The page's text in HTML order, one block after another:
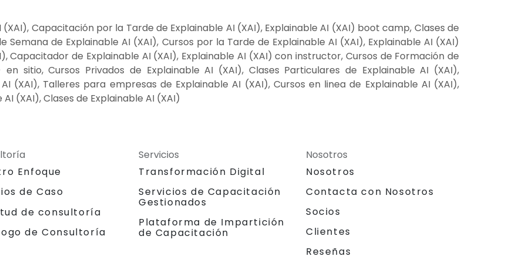
Capacitación por la Tarde de Explainable AI (XAI), Explainable AI (XAI) boot camp, Clases de
Semana de Explainable AI (XAI), Cursos por la Tarde de Explainable AI (XAI), Explainable AI (XAI)
Capacitador de Explainable AI (XAI), Explainable AI (XAI) con instructor, Cursos de Formación de
sitio, Cursos Privados de Explainable AI (XAI), Clases Particulares de Explainable AI (XAI),
(XAI), Talleres para empresas de Explainable AI (XAI), Cursos en linea de Explainable AI (XAI),
(XAI), Clases de Explainable AI (XAI)
Enfoque
de Caso
de consultoría
de Consultoría
Servicios
Transformación Digital
Servicios de Capacitación
Gestionados
Plataforma de Impartición
de Capacitación
Nosotros
Nosotros
Contacta con Nosotros
Socios
Clientes
Reseñas